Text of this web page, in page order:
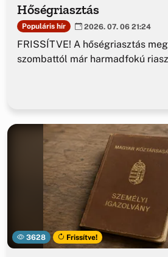
Hőségriasztás
Populáris hír 2026. 07. 06 21:24
FRISSÍTVE! A hőségriasztás
szombattól már harmadfokú
3628 Frissítve!